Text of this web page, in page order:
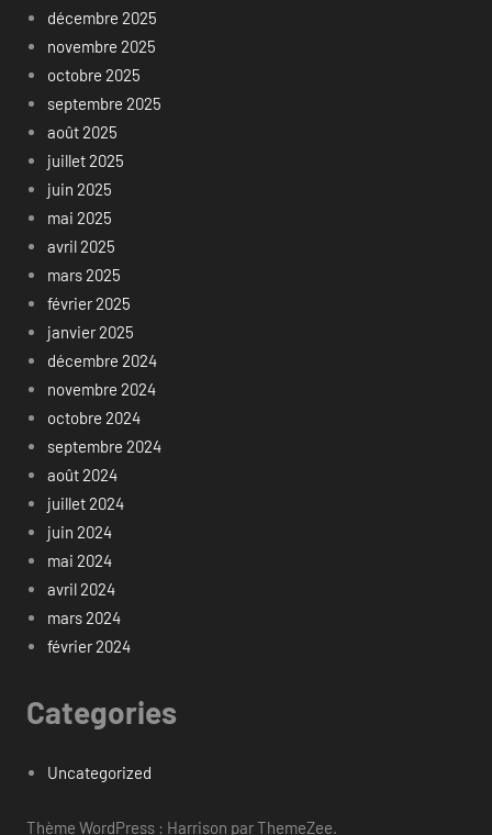
décembre 2025
novembre 2025
octobre 2025
septembre 2025
août 2025
juillet 2025
juin 2025
mai 2025
avril 2025
mars 2025
février 2025
janvier 2025
décembre 2024
novembre 2024
octobre 2024
septembre 2024
août 2024
juillet 2024
juin 2024
mai 2024
avril 2024
mars 2024
février 2024
Categories
Uncategorized
Thème WordPress : Harrison par ThemeZee.